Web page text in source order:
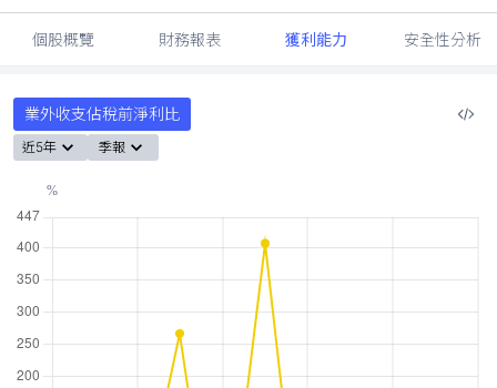
個股概覽 財務報表 獲利能力 安全性分析
業外收支佔稅前淨利比
近5年 季報